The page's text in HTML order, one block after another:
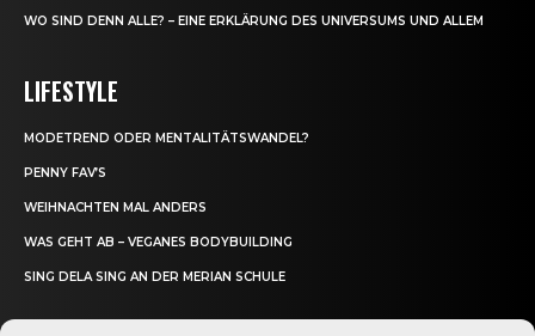
WO SIND DENN ALLE? – EINE ERKLÄRUNG DES UNIVERSUMS UND ALLEM
LIFESTYLE
MODETREND ODER MENTALITÄTSWANDEL?
PENNY FAV’S
WEIHNACHTEN MAL ANDERS
WAS GEHT AB – VEGANES BODYBUILDING
SING DELA SING AN DER MERIAN SCHULE